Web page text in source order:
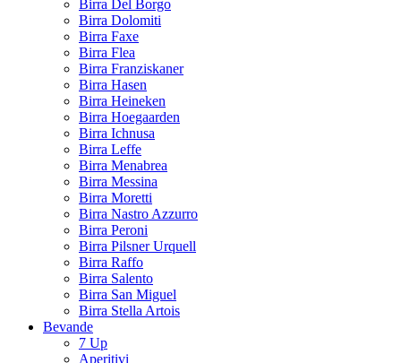
Birra Del Borgo
Birra Dolomiti
Birra Faxe
Birra Flea
Birra Franziskaner
Birra Hasen
Birra Heineken
Birra Hoegaarden
Birra Ichnusa
Birra Leffe
Birra Menabrea
Birra Messina
Birra Moretti
Birra Nastro Azzurro
Birra Peroni
Birra Pilsner Urquell
Birra Raffo
Birra Salento
Birra San Miguel
Birra Stella Artois
Bevande
7 Up
Aperitivi